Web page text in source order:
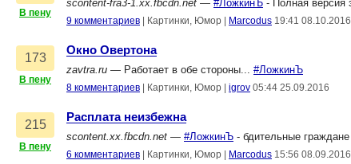
В пену
scontent-fra3-1.xx.fbcdn.net — #ЛожкинЪ - Полная версия
9 комментариев Картинки, Юмор Marcodus 19:41 08.10.2016
173
В пену
Окно Овертона
zavtra.ru — Работает в обе стороны... #ЛожкинЪ
8 комментариев Картинки, Юмор igrov 05:44 25.09.2016
215
В пену
Расплата неизбежна
scontent.xx.fbcdn.net — #ЛожкинЪ - бдительные
6 комментариев Картинки, Юмор Marcodus 15:56 08.09.2016